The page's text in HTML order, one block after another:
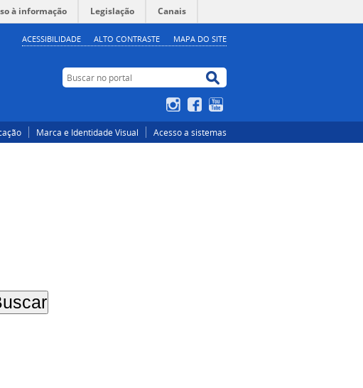
à informação Legislação Canais
ACESSIBILIDADE ALTO CONTRASTE MAPA DO SITE
Buscar no portal
Buscar no portal
InstagramFacebook
Marca e Identidade Visual Acesso a sistemas